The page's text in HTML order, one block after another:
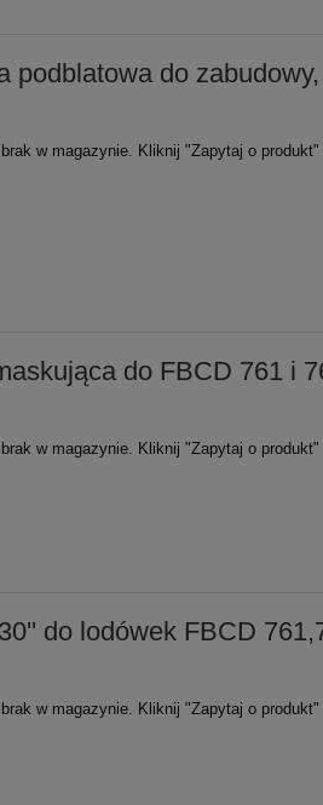
podblatowa do
brak w magazynie. Kliknij "Zapytaj o
do FBCD 761 i
brak w magazynie. Kliknij "Zapytaj o
do lodówek FBCD
brak w magazynie. Kliknij "Zapytaj o